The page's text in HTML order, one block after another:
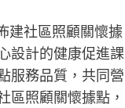
建社區照顧關懷據
設計的健康促進課
服務品質，共同營
區照顧關懷據點，